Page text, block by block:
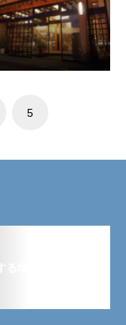
5
場合はこちら